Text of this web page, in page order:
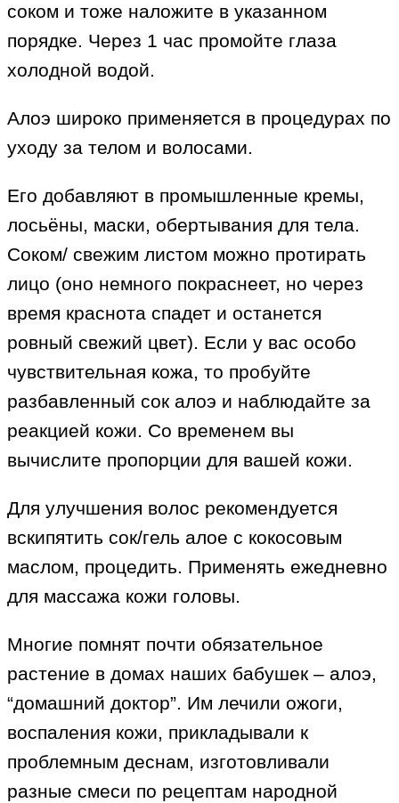
соком и тоже наложите в указанном
порядке. Через 1 час промойте глаза
холодной водой.
Алоэ широко применяется в процедурах по
уходу за телом и волосами.
Его добавляют в промышленные кремы,
лосьёны, маски, обертывания для тела.
Соком/ свежим листом можно протирать
лицо (оно немного покраснеет, но через
время краснота спадет и останется
ровный свежий цвет). Если у вас особо
чувствительная кожа, то пробуйте
разбавленный сок алоэ и наблюдайте за
реакцией кожи. Со временем вы
вычислите пропорции для вашей кожи.
Для улучшения волос рекомендуется
вскипятить сок/гель алое с кокосовым
маслом, процедить. Применять ежедневно
для массажа кожи головы.
Многие помнят почти обязательное
растение в домах наших бабушек – алоэ,
“домашний доктор”. Им лечили ожоги,
воспаления кожи, прикладывали к
проблемным деснам, изготовливали
разные смеси по рецептам народной